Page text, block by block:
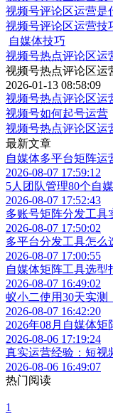
视频号评论区运营是
视频号评论区运营技
自媒体技巧
视频号热点评论区运
视频号热点评论区运
2026-01-13 08:58:09
视频号热点评论区运
视频号如何起号运营
视频号热点评论区运
最新文章
自媒体多平台矩阵
2026-08-07 17:59:12
5人团队管理80个自
2026-08-07 17:52:43
多账号矩阵分发工具
2026-08-07 17:50:02
多平台分发工具怎么
2026-08-07 17:00:55
自媒体矩阵工具选型
2026-08-07 16:49:02
蚁小二使用30天实测
2026-08-07 16:42:20
2026年08月自媒体
2026-08-06 17:19:24
真实运营经验：短视
2026-08-06 16:49:07
热门阅读
1